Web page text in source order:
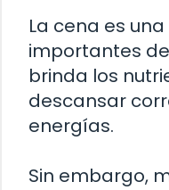
La cena es
importantes
brinda los
descansar
energías.
Sin embargo,